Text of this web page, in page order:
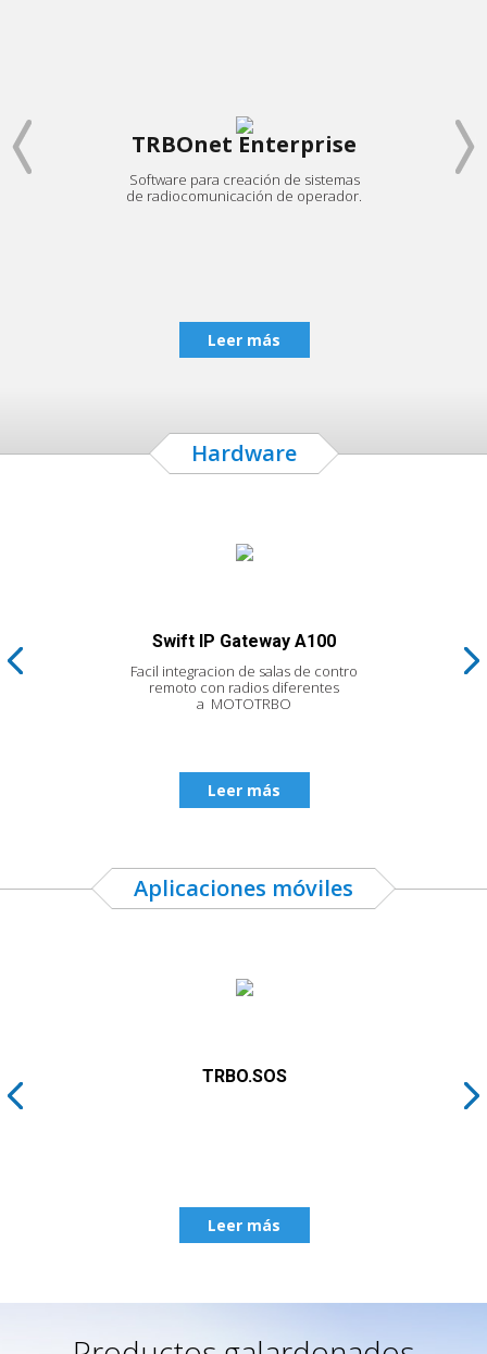
TRBOnet Enterprise
Software para creación de sistemas
de radiocomunicación de operador.
Leer más
Una
Hardware
Swift IP Gateway A100
Facil integracion de salas de contro
remoto con radios diferentes
a MOTOTRBO
Leer más
Aplicaciones móviles
TRBO.SOS
Leer más